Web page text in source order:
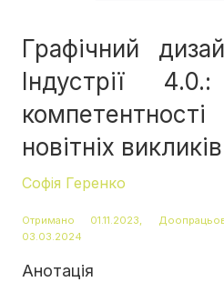
Графічний
Індустрії
новітніх викликів
Софія Геренко
Отримано 01.11.2023,
03.03.2024
Анотація